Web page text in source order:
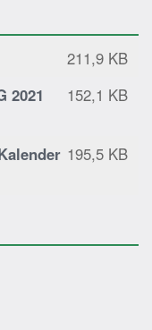
211,9 KB
2021
152,1 KB
195,5 KB